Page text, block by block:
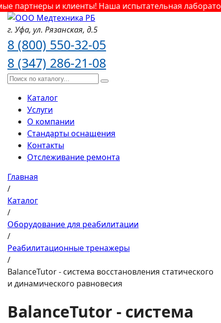
партнеры и клиенты! Наша испытательная
г. Уфа, ул. Рязанская, д.5
8 (800) 550-32-05
8 (347) 286-21-08
Каталог
Услуги
О компании
Стандарты оснащения
Контакты
Отслеживание ремонта
Главная
/
Каталог
/
Оборудование для реабилитации
/
Реабилитационные тренажеры
/
BalanceTutor - система восстановления статического
и динамического равновесия
BalanceTutor - система